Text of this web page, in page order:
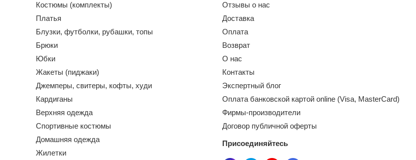
Костюмы (комплекты)
Платья
Блузки, футболки, рубашки, топы
Брюки
Юбки
Жакеты (пиджаки)
Джемперы, свитеры, кофты, худи
Кардиганы
Верхняя одежда
Спортивные костюмы
Домашняя одежда
Жилетки
Отзывы о нас
Доставка
Оплата
Возврат
О нас
Контакты
Экспертный блог
Оплата банковской картой online (Visa, MasterCard)
Фирмы-производители
Договор публичной оферты
Присоединяйтесь